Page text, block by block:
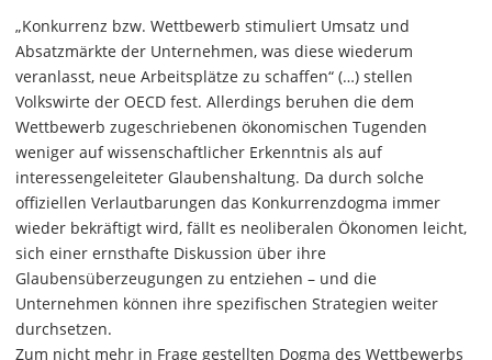
„Konkurrenz bzw. Wettbewerb stimuliert Umsatz und
Absatzmärkte der Unternehmen, was diese wiederum
veranlasst, neue Arbeitsplätze zu schaffen“ (…) stellen
Volkswirte der OECD fest. Allerdings beruhen die dem
Wettbewerb zugeschriebenen ökonomischen Tugenden
weniger auf wissenschaftlicher Erkenntnis als auf
interessengeleiteter Glaubenshaltung. Da durch solche
offiziellen Verlautbarungen das Konkurrenzdogma immer
wieder bekräftigt wird, fällt es neoliberalen Ökonomen leicht,
sich einer ernsthafte Diskussion über ihre
Glaubensüberzeugungen zu entziehen – und die
Unternehmen können ihre spezifischen Strategien weiter
durchsetzen.
Zum nicht mehr in Frage gestellten Dogma des Wettbewerbs